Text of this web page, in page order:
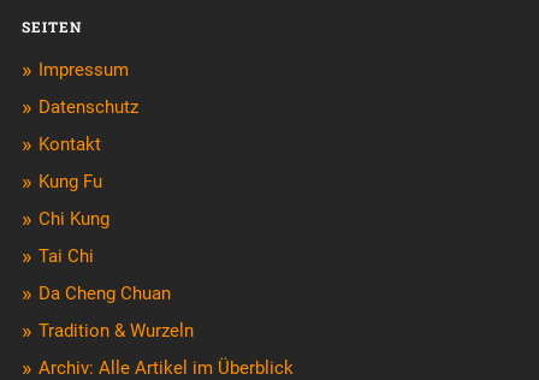
SEITEN
Impressum
Datenschutz
Kontakt
Kung Fu
Chi Kung
Tai Chi
Da Cheng Chuan
Tradition & Wurzeln
Archiv: Alle Artikel im Überblick